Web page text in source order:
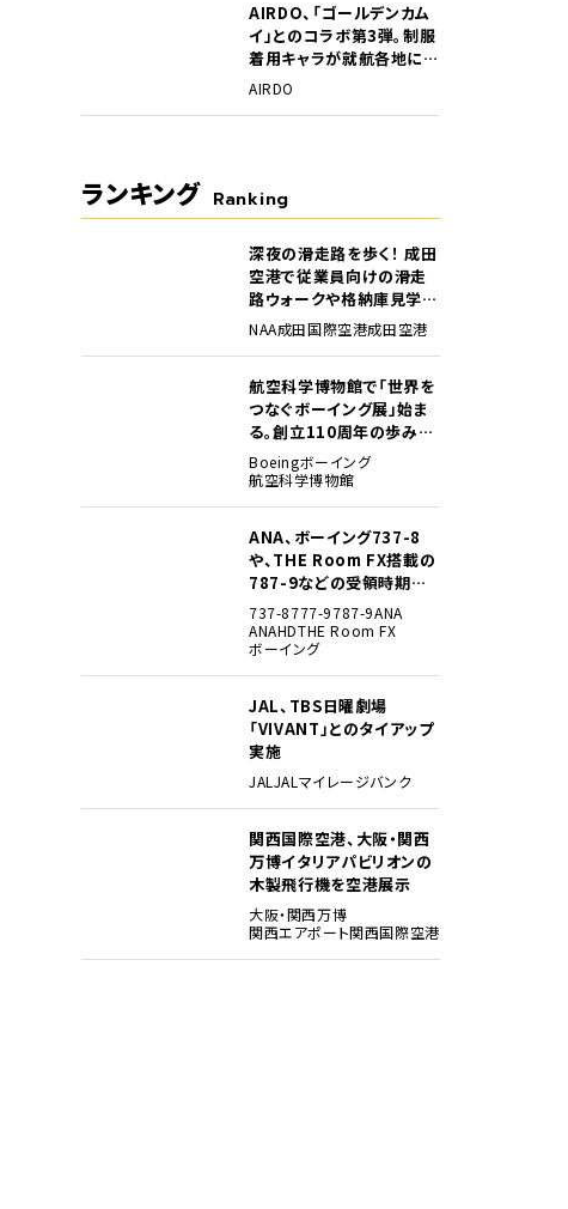
AIRDO、「ゴールデンカム
イ」とのコラボ第3弾。制服
着用キャラが就航各地に登
場
AIRDO
ランキング Ranking
深夜の滑走路を歩く！ 成田
空港で従業員向けの滑走
路ウォークや格納庫見学イ
ベントを初開催
NAA成田国際空港成田空港
航空科学博物館で「世界を
つなぐボーイング展」始ま
る。創立110周年の歩みを
貴重な資料でたどる
Boeingボーイング
航空科学博物館
ANA、ボーイング737-8
や、THE Room FX搭載の
787-9などの受領時期見
込みを明らかに
737-8777-9787-9ANA
ANAHDTHE Room FX
ボーイング
JAL、TBS日曜劇場
「VIVANT」とのタイアップ
実施
JAL JALマイレージバンク
関西国際空港、大阪・関西
万博イタリアパビリオンの
木製飛行機を空港展示
大阪・関西万博
関西エアポート関西国際空港